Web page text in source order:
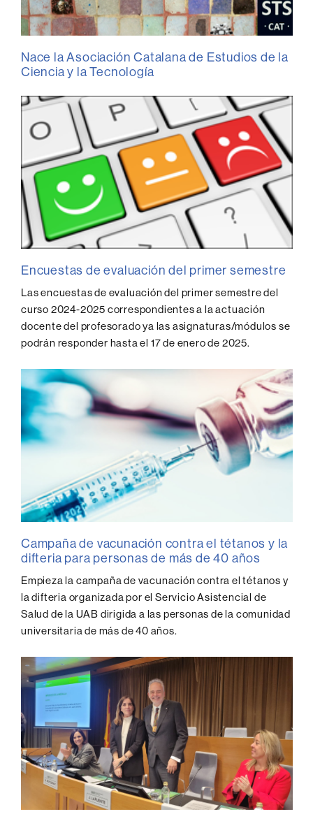
Nace la Asociación Catalana de Estudios de la
Ciencia y la Tecnología
Encuestas de evaluación del primer semestre
Las encuestas de evaluación del primer semestre del
curso 2024-2025 correspondientes a la actuación
docente del profesorado ya las asignaturas/módulos se
podrán responder hasta el 17 de enero de 2025.
Campaña de vacunación contra el tétanos y la
difteria para personas de más de 40 años
Empieza la campaña de vacunación contra el tétanos y
la difteria organizada por el Servicio Asistencial de
Salud de la UAB dirigida a las personas de la comunidad
universitaria de más de 40 años.